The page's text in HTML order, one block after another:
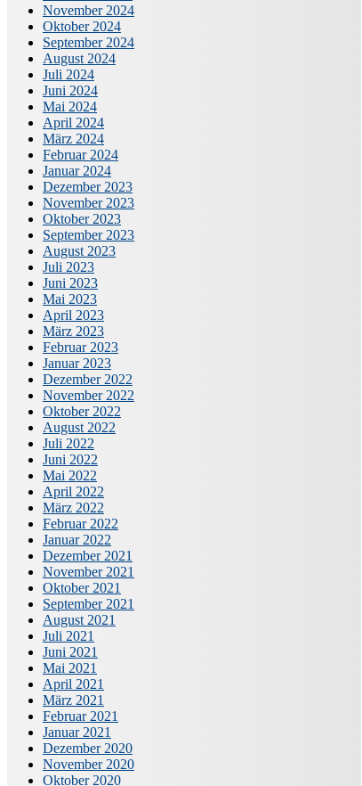
November 2024
Oktober 2024
September 2024
August 2024
Juli 2024
Juni 2024
Mai 2024
April 2024
März 2024
Februar 2024
Januar 2024
Dezember 2023
November 2023
Oktober 2023
September 2023
August 2023
Juli 2023
Juni 2023
Mai 2023
April 2023
März 2023
Februar 2023
Januar 2023
Dezember 2022
November 2022
Oktober 2022
August 2022
Juli 2022
Juni 2022
Mai 2022
April 2022
März 2022
Februar 2022
Januar 2022
Dezember 2021
November 2021
Oktober 2021
September 2021
August 2021
Juli 2021
Juni 2021
Mai 2021
April 2021
März 2021
Februar 2021
Januar 2021
Dezember 2020
November 2020
Oktober 2020